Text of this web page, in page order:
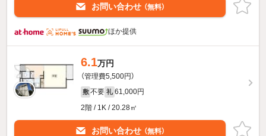
お問い合わせ （無料）
ほか提供
6.1万円
（管理費5,500円）
敷 不要 礼 61,000円
2階 / 1K / 20.28㎡
お問い合わせ （無料）